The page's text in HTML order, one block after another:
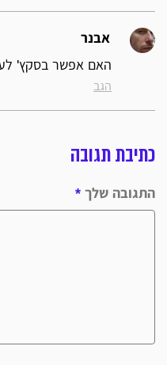
אבנר
האם אפשר בסקץ'
הגב
כתיבת תגובה
התגובה שלך *